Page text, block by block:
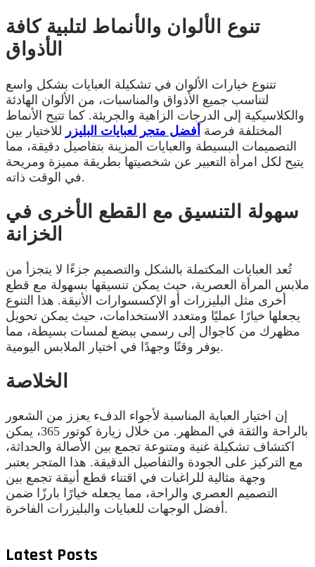
تنوع الألوان والأنماط لتلبية كافة
الأذواق
تتنوع خيارات الألوان في تشكيلة العبايات بشكل واسع
لتناسب جميع الأذواق والمناسبات، من الألوان الهادئة
والكلاسيكية إلى الدرجات الزاهية والجريئة. كما تتيح الأنماط
المختلفة فرصة أفضل متجر لعبايات البليزر للاختيار بين
التصميمات البسيطة والعبايات المزينة بتفاصيل دقيقة، مما
يتيح لكل امرأة التعبير عن شخصيتها بطريقة مميزة ومريحة
في الوقت ذاته.
سهولة التنسيق مع القطع الأخرى في
الخزانة
تُعد العبايات المكتملة بالشكل والتصميم جزءًا لا يتجزأ من
ملابس المرأة العصرية، حيث يمكن تنسيقها بسهولة مع قطع
أخرى مثل البليزرات أو الإكسسوارات الأنيقة. هذا التنوع
يجعلها خيارًا عمليًا ومتعدد الاستخدامات، حيث يمكن تحويل
مظهرك من كاجوال إلى رسمي ببضع لمسات بسيطة، مما
يوفر وقتًا وجهدًا في اختيار الملابس اليومية.
الخلاصة
إن اختيار العباية المناسبة لأجواء الدفء يعزز من الشعور
بالراحة والثقة في المظهر. من خلال زيارة كوتور 365، يمكن
اكتشاف تشكيلة غنية ومتنوعة تجمع بين الأصالة والحداثة،
مع التركيز على الجودة والتفاصيل الدقيقة. هذا المتجر يعتبر
وجهة مثالية للراغبات في اقتناء قطع أنيقة تجمع بين
التصميم العصري والراحة، مما يجعله خيارًا بارزًا ضمن
أفضل الوجهات للعبايات والبليزرات الفاخرة.
Latest Posts